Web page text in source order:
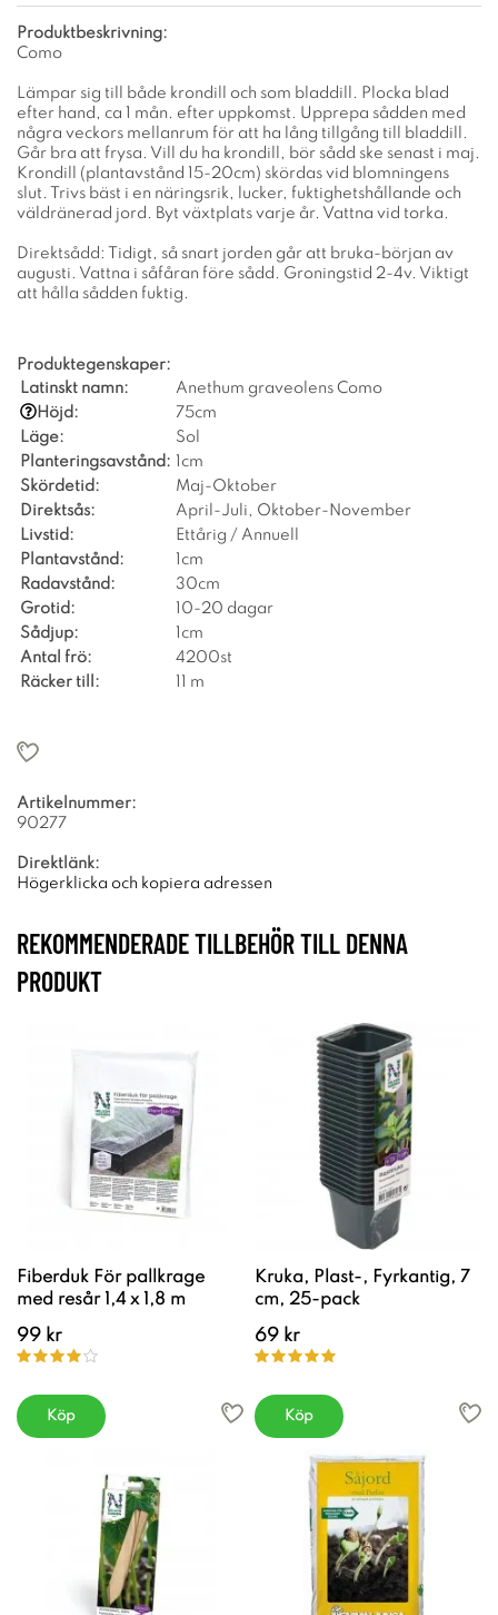
Produktbeskrivning:
Como
Lämpar sig till både krondill och som bladdill. Plocka blad
efter hand, ca 1 mån. efter uppkomst. Upprepa sådden med
några veckors mellanrum för att ha lång tillgång till bladdill.
Går bra att frysa. Vill du ha krondill, bör sådd ske senast i maj.
Krondill (plantavstånd 15-20cm) skördas vid blomningens
slut. Trivs bäst i en näringsrik, lucker, fuktighetshållande och
väldränerad jord. Byt växtplats varje år. Vattna vid torka.
Direktsådd: Tidigt, så snart jorden går att bruka-början av
augusti. Vattna i såfåran före sådd. Groningstid 2-4v. Viktigt
att hålla sådden fuktig.
Produktegenskaper:
Latinskt namn:
Anethum graveolens Como
Höjd:
75cm
Läge:
Sol
Planteringsavstånd: 1cm
Skördetid:
Maj-Oktober
Direktsås:
April-Juli, Oktober-November
Livstid:
Ettårig / Annuell
Plantavstånd:
1cm
Radavstånd:
30cm
Grotid:
10-20 dagar
Sådjup:
1cm
Antal frö:
4200st
Räcker till:
11 m
Artikelnummer:
90277
Direktlänk:
Högerklicka och kopiera adressen
REKOMMENDERADE TILLBEHÖR TILL DENNA
PRODUKT
Fiberduk För pallkrage
med resår 1,4 x 1,8 m
99 kr
Köp
Kruka, Plast-, Fyrkantig, 7
cm, 25-pack
69 kr
Köp